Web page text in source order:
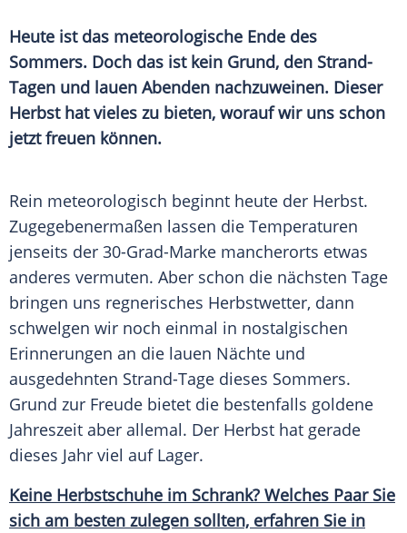
Heute ist das meteorologische Ende des
Sommers. Doch das ist kein Grund, den Strand-
Tagen und lauen Abenden nachzuweinen. Dieser
Herbst hat vieles zu bieten, worauf wir uns schon
jetzt freuen können.
Rein meteorologisch beginnt heute der Herbst.
Zugegebenermaßen lassen die Temperaturen
jenseits der 30-Grad-Marke mancherorts etwas
anderes vermuten. Aber schon die nächsten Tage
bringen uns regnerisches Herbstwetter, dann
schwelgen wir noch einmal in nostalgischen
Erinnerungen an die lauen Nächte und
ausgedehnten Strand-Tage dieses Sommers.
Grund zur Freude bietet die bestenfalls goldene
Jahreszeit aber allemal. Der Herbst hat gerade
dieses Jahr viel auf Lager.
Keine Herbstschuhe im Schrank? Welches Paar Sie
sich am besten zulegen sollten, erfahren Sie in